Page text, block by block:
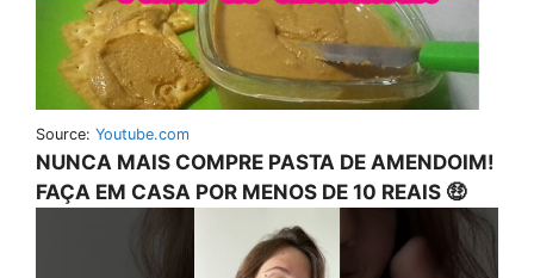
Source: Youtube.com
NUNCA MAIS COMPRE PASTA DE AMENDOIM!
FAÇA EM CASA POR MENOS DE 10 REAIS 🤑